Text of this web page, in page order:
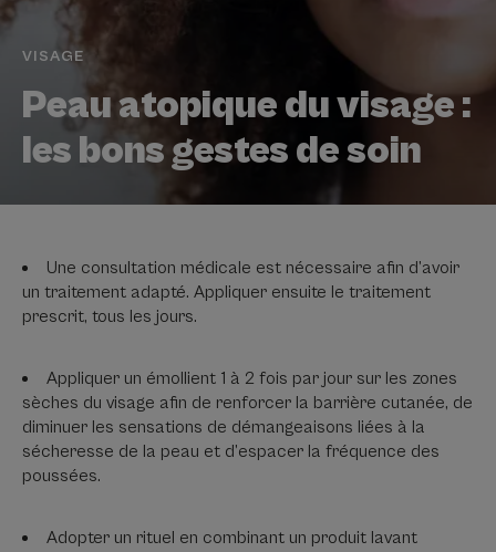
VISAGE
Peau atopique du visage :
les bons gestes de soin
Une consultation médicale est nécessaire afin d’avoir
un traitement adapté. Appliquer ensuite le traitement
prescrit, tous les jours.
Appliquer un émollient 1 à 2 fois par jour sur les zones
sèches du visage afin de renforcer la barrière cutanée, de
diminuer les sensations de démangeaisons liées à la
sécheresse de la peau et d’espacer la fréquence des
poussées.
Adopter un rituel en combinant un produit lavant